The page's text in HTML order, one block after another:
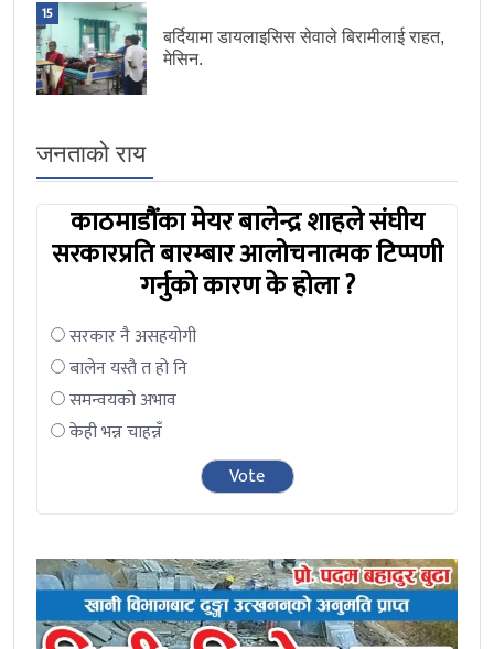
15
बर्दियामा डायलाइसिस सेवाले बिरामीलाई राहत,
मेसिन.
जनताको राय
काठमाडौंका मेयर बालेन्द्र शाहले संघीय
सरकारप्रति बारम्बार आलोचनात्मक टिप्पणी
गर्नुको कारण के होला ?
सरकार नै असहयोगी
बालेन यस्तै त हो नि
समन्वयको अभाव
केही भन्न चाहन्नँ